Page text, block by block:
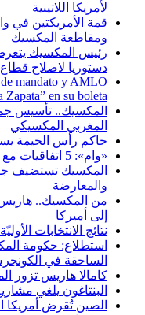
لأمريكا اللاتينية
قمة الأمريكتين في
ومقاطعة المكسيك
رئيس المكسيك
دستوريا لاصلاح قطاع
mandato y AMLO
en su boleta
المكسيك.. تأسيس
المغربي المكسيكي
حاكم رأس الخيمة
«وام»: 5 اتفاقيات مع مؤسسات إعلامية بأمريكا اللاتينية
المكسيك تستضيف
والمعارضة
من المكسيك..
إلى أميركا
نتائج الانتخابات
استطلاع: حكومة
الساحقة في
كامالا هاريس تزور
البنتاغون يلغي
الصين تُقرض أمريكا